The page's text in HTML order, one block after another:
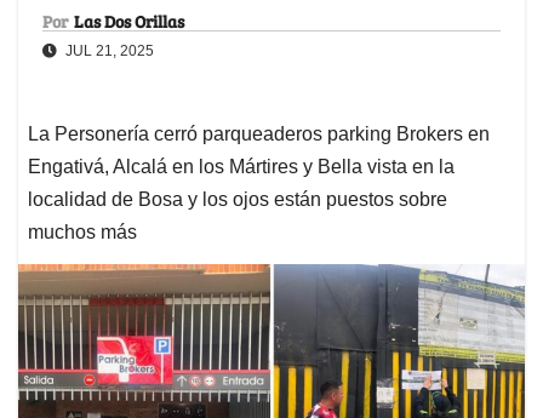
Por Las Dos Orillas
JUL 21, 2025
La Personería cerró parqueaderos parking Brokers en
Engativá, Alcalá en los Mártires y Bella vista en la
localidad de Bosa y los ojos están puestos sobre
muchos más